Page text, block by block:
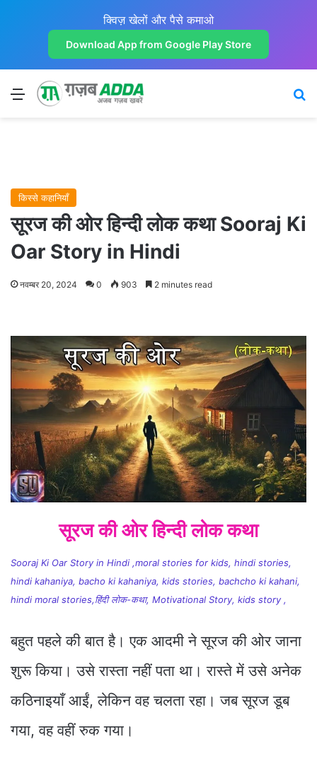
क्विज़ खेलों और पैसे कमाओ
Download App from Google Play Store
Menu
किस्से कहानियाँ
सूरज की ओर हिन्दी लोक कथा Sooraj Ki
Oar Story in Hindi
नवम्बर 20, 2024 0 903 2 minutes read
सूरज की ओर हिन्दी लोक कथा
Sooraj Ki Oar Story in Hindi ,moral stories for kids, hindi stories,
hindi kahaniya, bacho ki kahaniya, kids stories, bachcho ki kahani,
hindi moral stories,हिंदी लोक-कथा, Motivational Story, kids story ,
बहुत पहले की बात है। एक आदमी ने सूरज की ओर जाना
शुरू किया। उसे रास्ता नहीं पता था। रास्ते में उसे अनेक
कठिनाइयाँ आईं, लेकिन वह चलता रहा। जब सूरज डूब
गया, वह वहीं रुक गया।